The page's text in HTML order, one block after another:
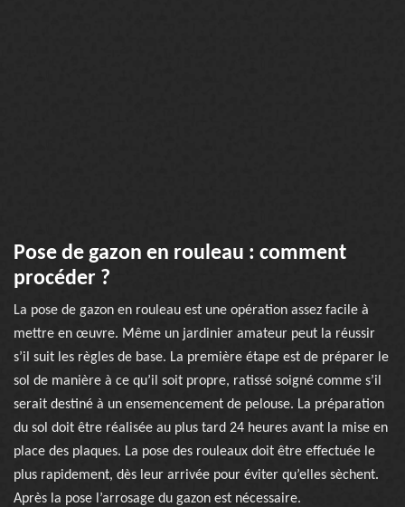
Pose de gazon en rouleau : comment
procéder ?
La pose de gazon en rouleau est une opération assez facile à
mettre en œuvre. Même un jardinier amateur peut la réussir
s’il suit les règles de base. La première étape est de préparer le
sol de manière à ce qu’il soit propre, ratissé soigné comme s’il
serait destiné à un ensemencement de pelouse. La préparation
du sol doit être réalisée au plus tard 24 heures avant la mise en
place des plaques. La pose des rouleaux doit être effectuée le
plus rapidement, dès leur arrivée pour éviter qu’elles sèchent.
Après la pose l’arrosage du gazon est nécessaire.